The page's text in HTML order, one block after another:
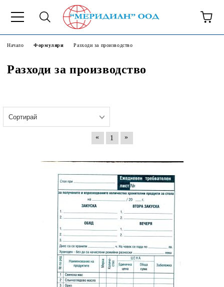
Начало Формуляри Разходи за производство
Разходи за производство
« 1 »